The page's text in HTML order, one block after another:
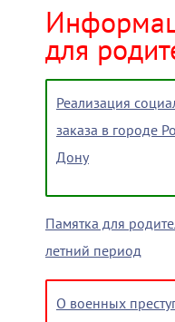
для
Реализация
заказа в городе
Дону
Памятка для
летний период
О военных